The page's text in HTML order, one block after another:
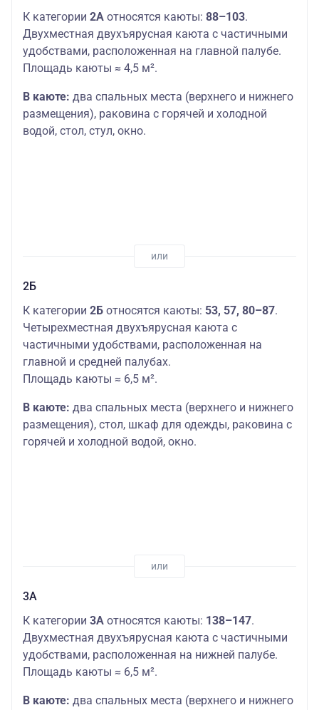
К категории 2А относятся каюты: 88–103.
Двухместная двухъярусная каюта с частичными
удобствами, расположенная на главной палубе.
Площадь каюты ≈ 4,5 м².
В каюте: два спальных места (верхнего и нижнего
размещения), раковина с горячей и холодной
водой, стол, стул, окно.
2Б
К категории 2Б относятся каюты: 53, 57, 80–87.
Четырехместная двухъярусная каюта с
частичными удобствами, расположенная на
главной и средней палубах.
Площадь каюты ≈ 6,5 м².
В каюте: два спальных места (верхнего и нижнего
размещения), стол, шкаф для одежды, раковина с
горячей и холодной водой, окно.
3А
К категории 3А относятся каюты: 138–147.
Двухместная двухъярусная каюта с частичными
удобствами, расположенная на нижней палубе.
Площадь каюты ≈ 6,5 м².
В каюте: два спальных места (верхнего и нижнего